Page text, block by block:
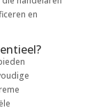
en